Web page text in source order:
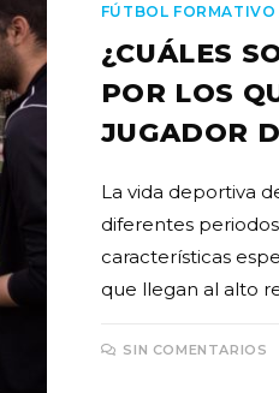
FÚTBOL FORMATIVO
¿CUÁLES
POR LOS
JUGADOR
La vida deportiva
diferentes
características
que llegan al alto
SIN COMENTARIOS